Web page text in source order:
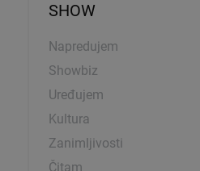
SHOW
Napredujem
Showbiz
Uređujem
Kultura
Zanimljivosti
Čitam